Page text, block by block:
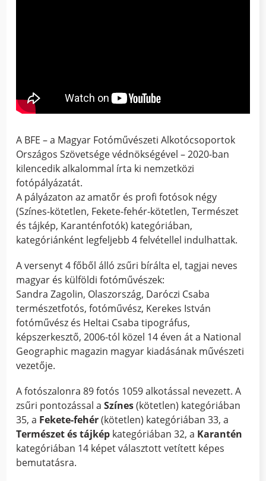
A BFE – a Magyar Fotóművészeti Alkotócsoportok
Országos Szövetsége védnökségével – 2020-ban
kilencedik alkalommal írta ki nemzetközi
fotópályázatát.
A pályázaton az amatőr és profi fotósok négy
(Színes-kötetlen, Fekete-fehér-kötetlen, Természet
és tájkép, Karanténfotók) kategóriában,
kategóriánként legfeljebb 4 felvétellel indulhattak.
A versenyt 4 főből álló zsűri bírálta el, tagjai neves
magyar és külföldi fotóművészek:
Sandra Zagolin, Olaszország, Daróczi Csaba
természetfotós, fotóművész, Kerekes István
fotóművész és Heltai Csaba tipográfus,
képszerkesztő, 2006-tól közel 14 éven át a National
Geographic magazin magyar kiadásának művészeti
vezetője.
A fotószalonra 89 fotós 1059 alkotással nevezett. A
zsűri pontozással aSzínes(kötetlen) kategóriában
35, a Fekete-fehér(kötetlen) kategóriában 33, a
Természet és tájkép kategóriában 32, a Karantén
kategóriában 14 képet választott vetített képes
bemutatásra.